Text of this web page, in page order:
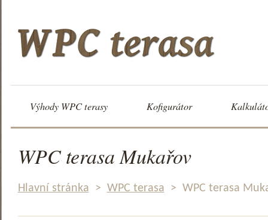
Výhody WPC terasy Kofigurátor
WPC terasa Mukařov
Hlavní stránka > WPC terasa > WPC terasa